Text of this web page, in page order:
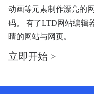
动画等元素制作漂亮的
码。 有了LTD网站编辑
睛的网站与网页。
立即开始 >